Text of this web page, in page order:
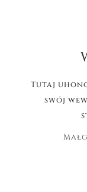
Tutaj
swój